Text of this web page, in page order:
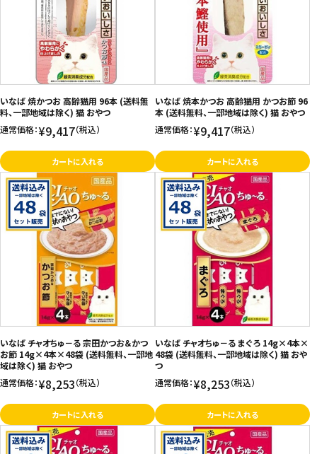
いなば 焼かつお 高齢猫用 96本 (送料無
料、一部地域は除く) 猫 おやつ
通常価格：¥9,417（税込）
カートに入れる
いなば 焼本かつお 高齢猫用 かつお節 96
本 (送料無料、一部地域は除く) 猫 おやつ
通常価格：¥9,417（税込）
カートに入れる
いなば チャオちゅ－る 宗田かつお＆かつ
お節 14g×4本×48袋 (送料無料、一部地
域は除く) 猫 おやつ
通常価格：¥8,253（税込）
カートに入れる
いなば チャオちゅ－る まぐろ 14g×4本×
48袋 (送料無料、一部地域は除く) 猫 おや
つ
通常価格：¥8,253（税込）
カートに入れる